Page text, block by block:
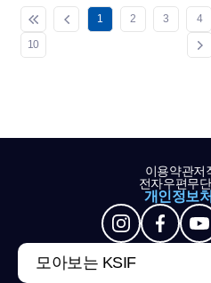
1 2 3 4
10
이용약관저
전자우편무
개인정보
모아보는 KSIF